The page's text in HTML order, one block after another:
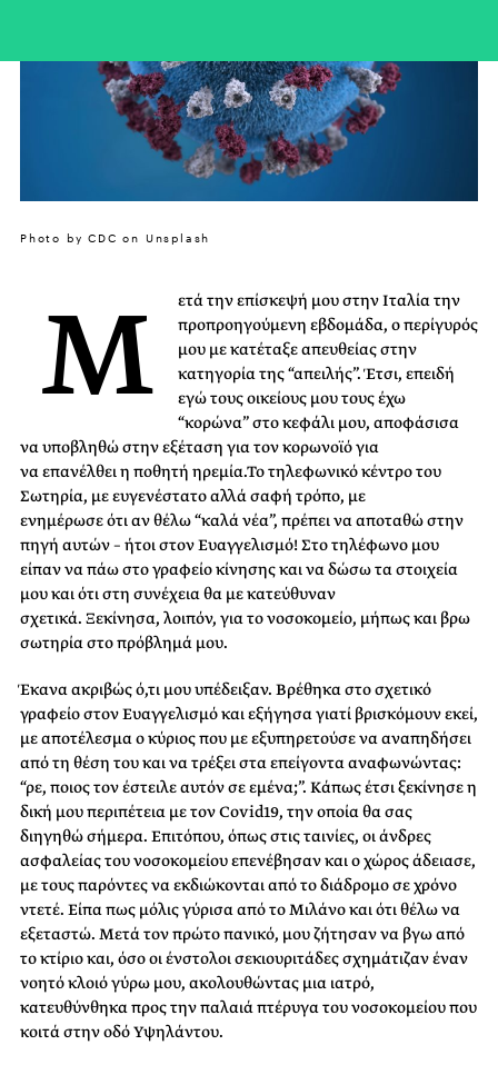
Photo by CDC on Unsplash
Μ
ετά την επίσκεψή μου στην Ιταλία την
προπροηγούμενη εβδομάδα, ο περίγυρός
μου με κατέταξε απευθείας στην
κατηγορία της “απειλής”. Έτσι, επειδή
εγώ τους οικείους μου τους έχω
“κορώνα” στο κεφάλι μου, αποφάσισα
να υποβληθώ στην εξέταση για τον κορωνοϊό για
να επανέλθει η ποθητή ηρεμία.Το τηλεφωνικό κέντρο του
Σωτηρία, με ευγενέστατο αλλά σαφή τρόπο, με
ενημέρωσε ότι αν θέλω “καλά νέα”, πρέπει να αποταθώ στην
πηγή αυτών – ήτοι στον Ευαγγελισμό! Στο τηλέφωνο μου
είπαν να πάω στο γραφείο κίνησης και να δώσω τα στοιχεία
μου και ότι στη συνέχεια θα με κατεύθυναν
σχετικά. Ξεκίνησα, λοιπόν, για το νοσοκομείο, μήπως και βρω
σωτηρία στο πρόβλημά μου.
Έκανα ακριβώς ό,τι μου υπέδειξαν. Βρέθηκα στο σχετικό
γραφείο στον Ευαγγελισμό και εξήγησα γιατί βρισκόμουν εκεί,
με αποτέλεσμα ο κύριος που με εξυπηρετούσε να αναπηδήσει
από τη θέση του και να τρέξει στα επείγοντα αναφωνώντας:
“ρε, ποιος τον έστειλε αυτόν σε εμένα;”. Κάπως έτσι ξεκίνησε η
δική μου περιπέτεια με τον Covid19, την οποία θα σας
διηγηθώ σήμερα. Επιτόπου, όπως στις ταινίες, οι άνδρες
ασφαλείας του νοσοκομείου επενέβησαν και ο χώρος άδειασε,
με τους παρόντες να εκδιώκονται από το διάδρομο σε χρόνο
ντετέ. Είπα πως μόλις γύρισα από το Μιλάνο και ότι θέλω να
εξεταστώ. Μετά τον πρώτο πανικό, μου ζήτησαν να βγω από
το κτίριο και, όσο οι ένστολοι σεκιουριτάδες σχημάτιζαν έναν
νοητό κλοιό γύρω μου, ακολουθώντας μια ιατρό,
κατευθύνθηκα προς την παλαιά πτέρυγα του νοσοκομείου που
κοιτά στην οδό Υψηλάντου.